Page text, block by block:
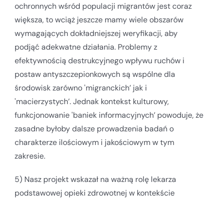
ochronnych wśród populacji migrantów jest coraz
większa, to wciąż jeszcze mamy wiele obszarów
wymagających dokładniejszej weryfikacji, aby
podjąć adekwatne działania. Problemy z
efektywnością destrukcyjnego wpływu ruchów i
postaw antyszczepionkowych są wspólne dla
środowisk zarówno 'migranckich’ jak i
'macierzystych’. Jednak kontekst kulturowy,
funkcjonowanie 'baniek informacyjnych’ powoduje, że
zasadne byłoby dalsze prowadzenia badań o
charakterze ilościowym i jakościowym w tym
zakresie.
5) Nasz projekt wskazał na ważną rolę lekarza
podstawowej opieki zdrowotnej w kontekście